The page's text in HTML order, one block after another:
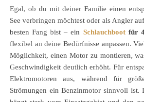
Egal, ob du mit deiner Familie einen
See verbringen möchtest oder als Angler
besten Fang bist – ein Schlauchbootfür 4
flexibel an deine Bedürfnisse anpassen.
Möglichkeit, einen Motor zu montieren,
Geschwindigkeit deutlich erhöht. Für
Elektromotoren aus, während für
Strömungen ein Benzinmotor sinnvoll ist.